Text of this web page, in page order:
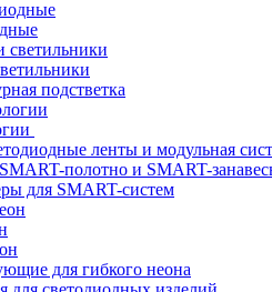
подстветка
ленты и модульная
полотно и SMART-
для SMART-систем
для гибкого неона